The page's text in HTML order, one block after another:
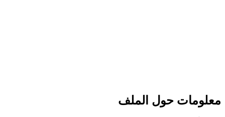
معلومات حول الملف